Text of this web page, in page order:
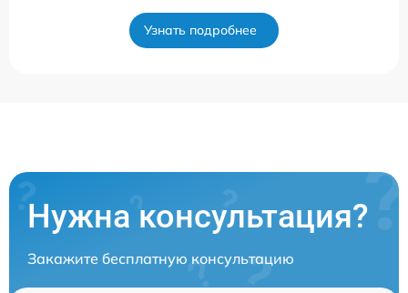
Узнать подробнее
Нужна консультация?
Закажите бесплатную консультацию